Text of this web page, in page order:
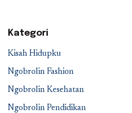
Kategori
Kisah Hidupku
Ngobrolin Fashion
Ngobrolin Kesehatan
Ngobrolin Pendidikan